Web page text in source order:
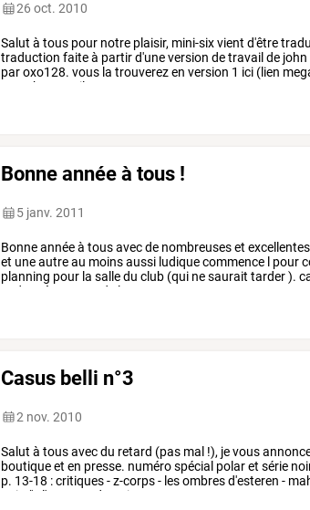
26 oct. 2010
Salut à tous pour notre plaisir, mini-sixvient d'être
traduction faiteà partird'uneversion detravail de john
paroxo128. vous la trouverezen version 1 ici (lien
superbe
travail
Bonne année à tous !
5 janv. 2011
Bonneannéeà tousavecde nombreuseset excellentes
et uneautreau moinsaussi ludiquecommence pour
planning pour la salledu club (qui nesaurait tarder).
cadre
très de la
Casus belli n°3
2 nov. 2010
Salut à tousavecdu retard (pas mal !), jevous
boutiqueet en presse. numérospécial polaret série
p. 13-18 :critiques-z-corps- lesombresd'esteren -
noire"
l'essence du noir